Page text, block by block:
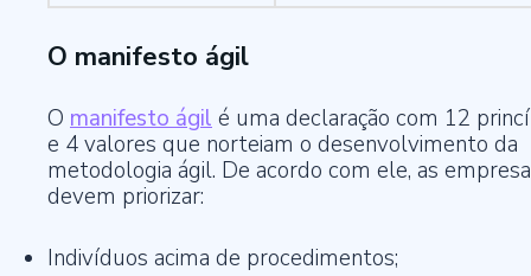
O manifesto ágil
O manifesto ágilé uma declaração com 12
e 4 valores que norteiam o desenvolvimento da
metodologia ágil. De acordo com ele, as
devem priorizar:
Indivíduos acima de procedimentos;